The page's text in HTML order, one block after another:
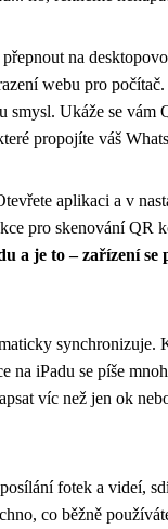
na
webu pro
smysl. Ukáže se vám
propojíte váš
aplikaci a v
pro skenování QR
a je to – zařízení se
synchronizuje.
na iPadu se píše
víc než jen ok
fotek a videí,
co běžně